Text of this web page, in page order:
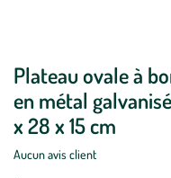
Plateau ovale à
en métal
x 28 x 15 cm
Aucun avis client